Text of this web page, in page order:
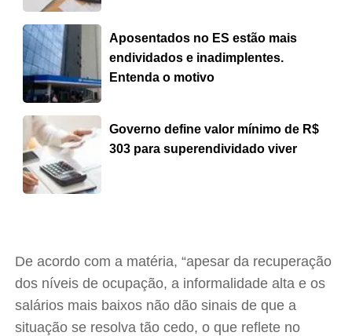
Aposentados no ES estão mais
endividados e inadimplentes.
Entenda o motivo
Governo define valor mínimo de R$
303 para superendividado viver
De acordo com a matéria, “apesar da recuperação
dos níveis de ocupação, a informalidade alta e os
salários mais baixos não dão sinais de que a
situação se resolva tão cedo, o que reflete no